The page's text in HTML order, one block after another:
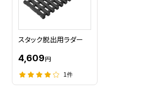
スタック脱出用ラダー
4,609円
1件